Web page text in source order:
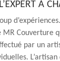
À
Couverture
par un